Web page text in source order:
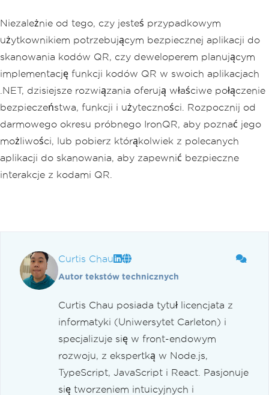
Niezależnie od tego, czy jesteś przypadkowym
użytkownikiem potrzebującym bezpiecznej aplikacji do
skanowania kodów QR, czy deweloperem planującym
implementację funkcji kodów QR w swoich aplikacjach
.NET, dzisiejsze rozwiązania oferują właściwe połączenie
bezpieczeństwa, funkcji i użyteczności. Rozpocznij od
darmowego okresu próbnego IronQR, aby poznać jego
możliwości, lub pobierz którąkolwiek z polecanych
aplikacji do skanowania, aby zapewnić bezpieczne
interakcje z kodami QR.
Curtis Chau
Autor tekstów technicznych
Curtis Chau posiada tytuł licencjata z
informatyki (Uniwersytet Carleton) i
specjalizuje się w front-endowym
rozwoju, z ekspertką w Node.js,
TypeScript, JavaScript i React. Pasjonuje
się tworzeniem intuicyjnych i